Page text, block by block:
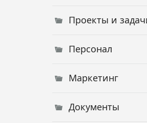
Проекты и
Персонал
Маркетинг
Документы